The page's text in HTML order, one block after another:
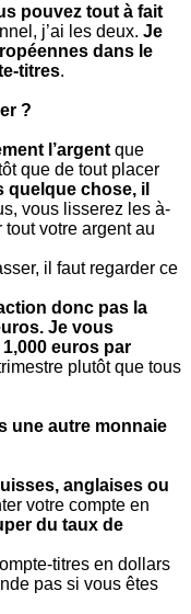
pouvez tout à fait
j’ai les deux. Je
dans le
titres.
?
l’argent que
que de tout placer
quelque chose, il
vous lisserez les à-
tout votre argent au
il faut regarder ce
donc pas la
Je vous
euros par
plutôt que tous
une autre monnaie
anglaises ou
votre compte en
du taux de
titres en dollars
pas si vous êtes